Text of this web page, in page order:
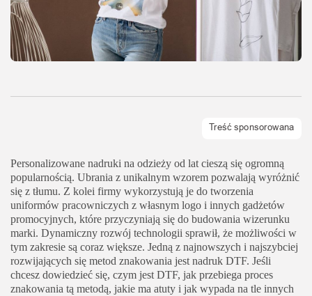
Personalizowane nadruki na odzieży od lat cieszą się ogromną
popularnością. Ubrania z unikalnym wzorem pozwalają wyróżnić
się z tłumu. Z kolei firmy wykorzystują je do tworzenia
uniformów pracowniczych z własnym logo i innych gadżetów
promocyjnych, które przyczyniają się do budowania wizerunku
marki. Dynamiczny rozwój technologii sprawił, że możliwości w
tym zakresie są coraz większe. Jedną z najnowszych i najszybciej
rozwijających się metod znakowania jest nadruk DTF. Jeśli
chcesz dowiedzieć się, czym jest DTF, jak przebiega proces
znakowania tą metodą, jakie ma atuty i jak wypada na tle innych